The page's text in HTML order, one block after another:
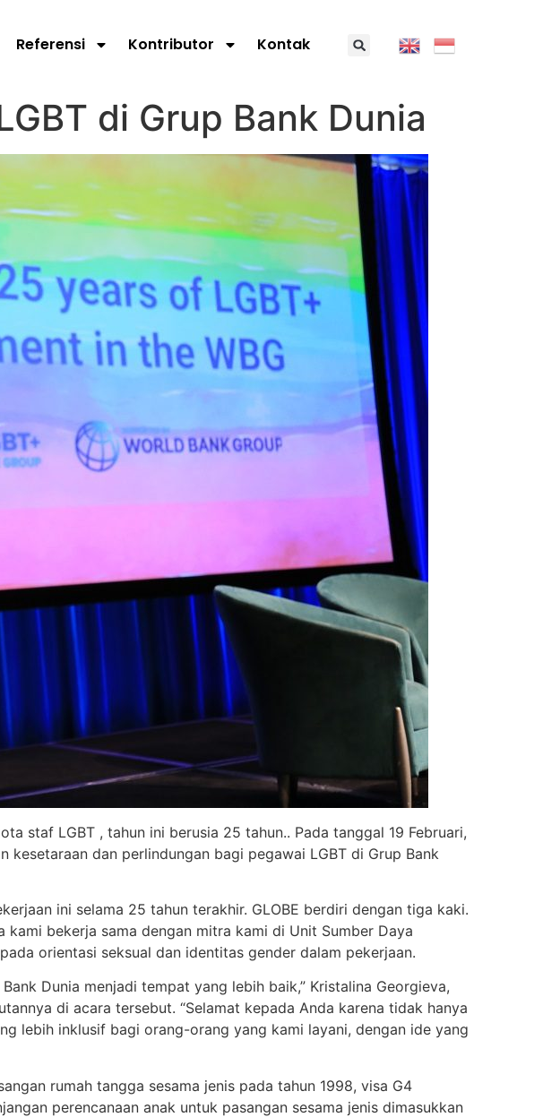
Referensi Kontributor Kontak
di Grup Bank Dunia
staf LGBT , tahun ini berusia 25 tahun.. Pada tanggal 19 Februari,
dan perlindungan bagi pegawai LGBT di Grup Bank
ini selama 25 tahun terakhir. GLOBE berdiri dengan tiga kaki.
bekerja sama dengan mitra kami di Unit Sumber Daya
orientasi seksual dan identitas gender dalam pekerjaan.
Dunia menjadi tempat yang lebih baik,” Kristalina Georgieva,
di acara tersebut. “Selamat kepada Anda karena tidak hanya
lebih inklusif bagi orang-orang yang kami layani, dengan ide yang
rumah tangga sesama jenis pada tahun 1998, visa G4
perencanaan anak untuk pasangan sesama jenis dimasukkan